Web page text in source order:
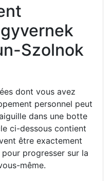
Szolnok
dont vous avez
personnel peut
dans une botte
ci-dessous contient
être exactement
progresser sur la
même.